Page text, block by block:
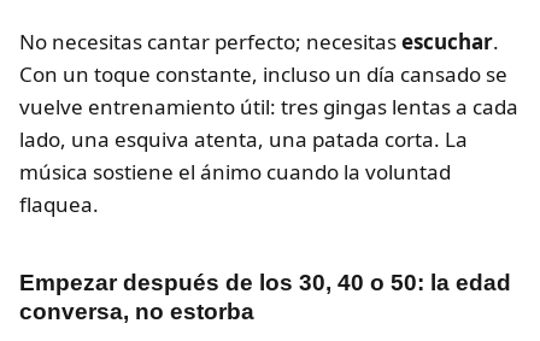
No necesitas cantar perfecto; necesitasescuchar.
Con un toque constante, incluso un día cansado se
vuelve entrenamiento útil: tres gingas lentas a cada
lado, una esquiva atenta, una patada corta. La
música sostiene el ánimo cuando la voluntad
flaquea.
Empezar después de los 30, 40 o 50: la edad
conversa, no estorba